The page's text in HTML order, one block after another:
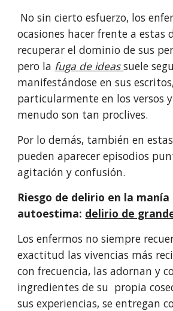
ocasiones hacer frente a estas
recuperar el dominio de sus
pero la fuga de ideas suele
manifestándose en sus
particularmente en los versos
menudo son tan proclives.
Por lo demás, también en
pueden aparecer episodios
agitación y confusión.
Riesgo de delirio en la manía
autoestima: delirio de
Los enfermos no siempre
exactitud las vivencias más
con frecuencia, las adornan y
ingredientes de su  propia
sus experiencias, se entregan